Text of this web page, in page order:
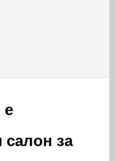
салон за